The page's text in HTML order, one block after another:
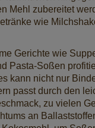
Mehl zubereitet
wie
Gerichte wie
Pasta-Soßen
kann nicht nur
passt durch den
zu vielen
an